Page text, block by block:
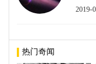
2019-
热门奇闻